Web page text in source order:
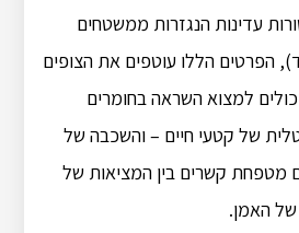
עדינות הנגזרות ממשטחים
הפרטים הללו עוטפים את הצופים
למצוא השראה בחומרים
של קטעי חיים – והשכבה של
מטפחת קשרים בין המציאות של
של האמן.